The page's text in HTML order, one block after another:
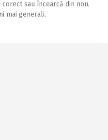
sau încearcă din nou,
mai generali.